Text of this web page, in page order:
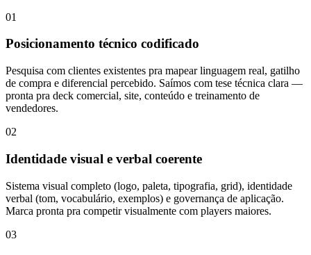
01
Posicionamento técnico codificado
Pesquisa com clientes existentes pra mapear linguagem real, gatilho
de compra e diferencial percebido. Saímos com tese técnica clara —
pronta pra deck comercial, site, conteúdo e treinamento de
vendedores.
02
Identidade visual e verbal coerente
Sistema visual completo (logo, paleta, tipografia, grid), identidade
verbal (tom, vocabulário, exemplos) e governança de aplicação.
Marca pronta pra competir visualmente com players maiores.
03